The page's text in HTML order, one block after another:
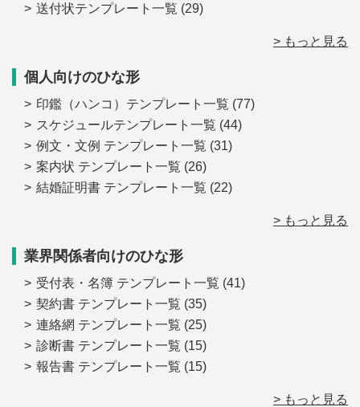
送付状テンプレート一覧 (29)
> もっと見る
個人向けのひな形
印鑑（ハンコ）テンプレート一覧 (77)
スケジュールテンプレート一覧 (44)
例文・文例 テンプレート一覧 (31)
案内状 テンプレート一覧 (26)
結婚証明書 テンプレート一覧 (22)
> もっと見る
業界関係者向けのひな形
受付表・名簿 テンプレート一覧 (41)
契約書 テンプレート一覧 (35)
連絡網 テンプレート一覧 (25)
診断書 テンプレート一覧 (15)
報告書 テンプレート一覧 (15)
> もっと見る